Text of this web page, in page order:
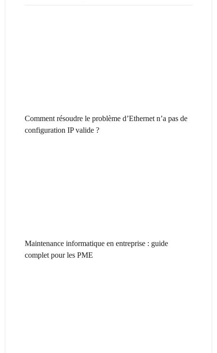
Comment résoudre le problème d’Ethernet n’a pas de
configuration IP valide ?
Maintenance informatique en entreprise : guide
complet pour les PME